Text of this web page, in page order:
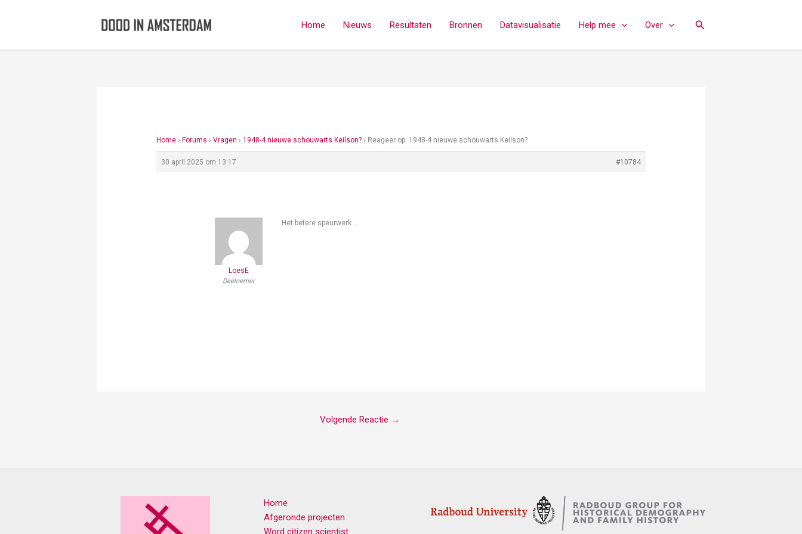
Home Nieuws Resultaten Bronnen Datavisualisatie Help mee Over Zoeken
Home › Forums › Vragen › 1948-4 nieuwe schouwarts Keilson? › Reageer op: 1948-4 nieuwe schouwarts Keilson?
30 april 2025 om 13:17 #10784
LoesE
Deelnemer
Het betere speurwerk …
Volgende Reactie →
Home
Afgeronde projecten
Word citizen scientist